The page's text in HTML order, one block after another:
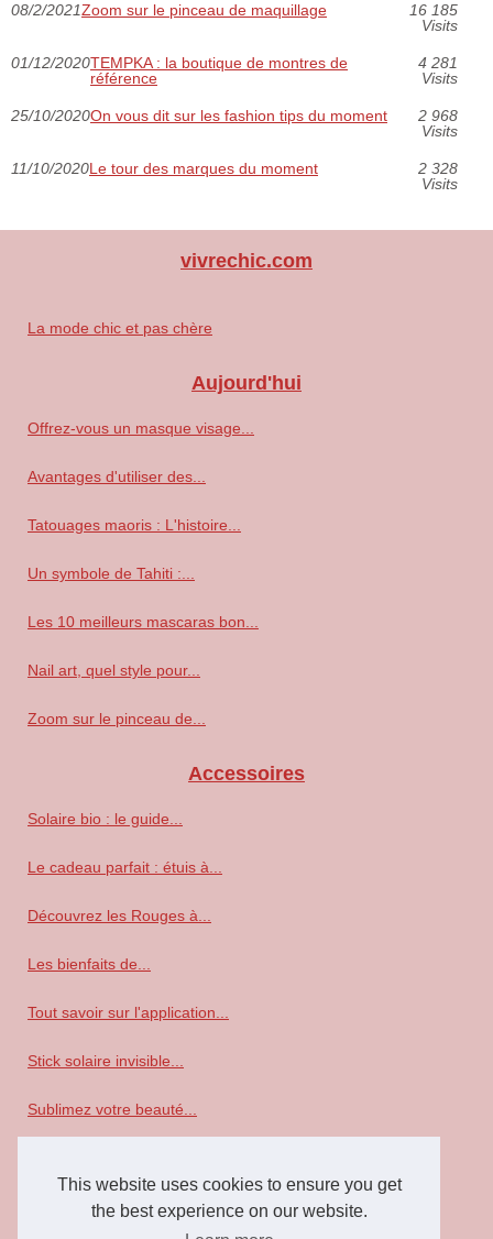
This website uses cookies to ensure you get
the best experience on our website.
08/2/2021Zoom sur le pinceau de maquillage
16 185
Visits
01/12/2020TEMPKA : la boutique de montres de
référence
4 281
Visits
25/10/2020On vous dit sur les fashion tips du moment
2 968
Visits
11/10/2020Le tour des marques du moment
2 328
Visits
vivrechic.com
La mode chic et pas chère
Aujourd'hui
Offrez-vous un masque visage...
Avantages d'utiliser des...
Tatouages maoris : L'histoire...
Un symbole de Tahiti :...
Les 10 meilleurs mascaras bon...
Nail art, quel style pour...
Zoom sur le pinceau de...
Accessoires
Solaire bio : le guide...
Le cadeau parfait : étuis à...
Découvrez les Rouges à...
Les bienfaits de...
Tout savoir sur l'application...
Stick solaire invisible...
Sublimez votre beauté...
Tout ce que vous devez savoir...